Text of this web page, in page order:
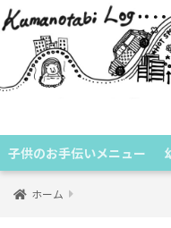
子供のお手伝いメニュー
ホーム